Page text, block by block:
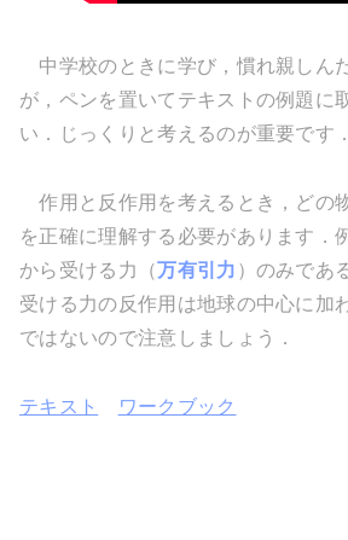
中学校のときに学び，慣れ親しん
が，ペンを置いてテキストの例題に
い．じっくりと考えるのが重要です．
作用と反作用を考えるとき，どの
を正確に理解する必要があります．
から受ける力（万有引力 ）のみであ
受ける力の反作用は地球の中心に加
ではないので注意しましょう．
テキスト ワークブック